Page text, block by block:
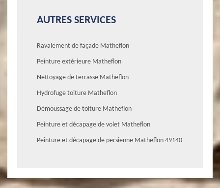
AUTRES SERVICES
Ravalement de façade Matheflon
Peinture extérieure Matheflon
Nettoyage de terrasse Matheflon
Hydrofuge toiture Matheflon
Démoussage de toiture Matheflon
Peinture et décapage de volet Matheflon
Peinture et décapage de persienne Matheflon 49140